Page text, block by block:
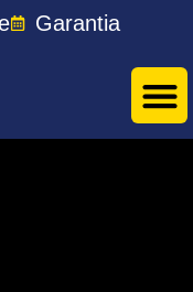
Garantia